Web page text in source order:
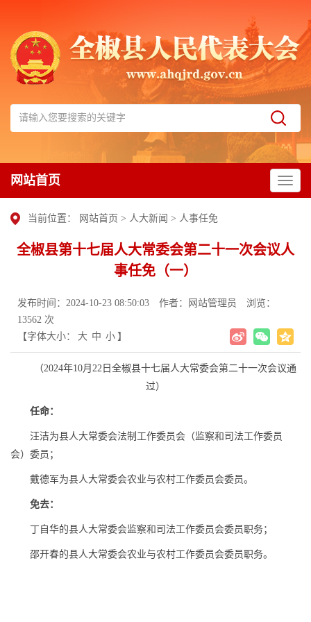
网站首页
当前位置： 网站首页 > 人大新闻 > 人事任免
全椒县第十七届人大常委会第二十一次会议人
事任免（一）
发布时间：2024-10-23 08:50:03 作者：网站管理员
浏览：
13562 次
【字体大小：
大 中 小 】
（2024年10月22日全椒县十七届人大常委会第二十一次会议通
过）
任命：
汪洁为县人大常委会法制工作委员会（监察和司法工作委员
会）委员；
戴德军为县人大常委会农业与农村工作委员会委员。
免去：
丁自华的县人大常委会监察和司法工作委员会委员职务；
邵开春的县人大常委会农业与农村工作委员会委员职务。